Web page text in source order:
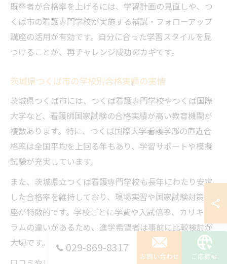
既卒者が合格率を上げるには、学習計画の見直しや、つ
くば市の看護専門学校が実施する補講・フォローアップ
講座の活用が有効です。自分に合った学習スタイルを見
つけることが、再チャレンジ成功のカギです。
茨城県つくば市の学校別合格実績の実情
茨城県つくば市には、つくば看護専門学校やつくば国際
大学など、看護師国家試験の合格実績が高い教育機関が
複数あります。特に、つくば国際大学看護学部の直近合
格率は全国平均を上回る年もあり、学習サポートや模擬
試験が充実しています。
また、茨城県立つくば看護専門学校も長年にわたり安定
した合格率を維持しており、現場実習や国家試験対策講
座が特徴的です。学校ごとに学費や入試倍率、カリキュ
ラムの違いがあるため、進学希望者は事前に比較検討が
大切です。
029-869-8317
お問い合わせ ご応募